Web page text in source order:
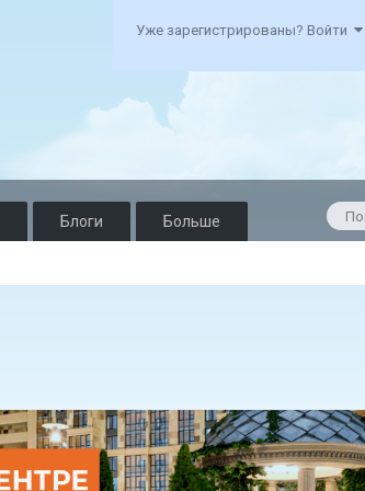
Уже зарегистрированы? Войти
Блоги Больше